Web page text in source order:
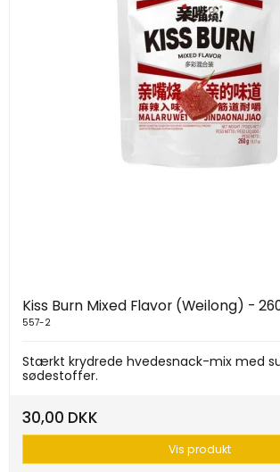
Kiss Burn Mixed Flavor (Weilong) -
557-2
Stærkt krydrede hvedesnack-mix med
sødestoffer.
30,00 DKK
Vis produkt